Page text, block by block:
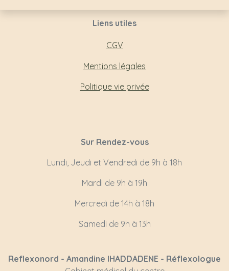
Liens utiles
CGV
Mentions légales
Politique vie privée
Sur Rendez-vous
Lundi, Jeudi et Vendredi de 9h à 18h
Mardi de 9h à 19h
Mercredi de 14h à 18h
Samedi de 9h à 13h
Reflexonord - Amandine IHADDADENE - Réflexologue